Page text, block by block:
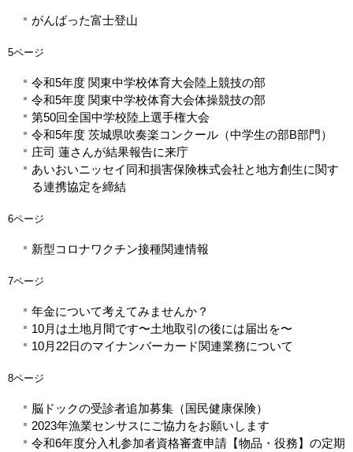
がんばった富士登山
5ページ
令和5年度 関東中学校体育大会陸上競技の部
令和5年度 関東中学校体育大会体操競技の部
第50回全国中学校陸上選手権大会
令和5年度 茨城県吹奏楽コンクール（中学生の部B部門）
庄司 蓮さんが結果報告に来庁
あいおいニッセイ同和損害保険株式会社と地方創生に関す
る連携協定を締結
6ページ
新型コロナワクチン接種関連情報
7ページ
年金について考えてみませんか？
10月は土地月間です〜土地取引の後には届出を〜
10月22日のマイナンバーカード関連業務について
8ページ
脳ドックの受診者追加募集（国民健康保険）
2023年漁業センサスにご協力をお願いします
令和6年度分入札参加者資格審査申請【物品・役務】の定期